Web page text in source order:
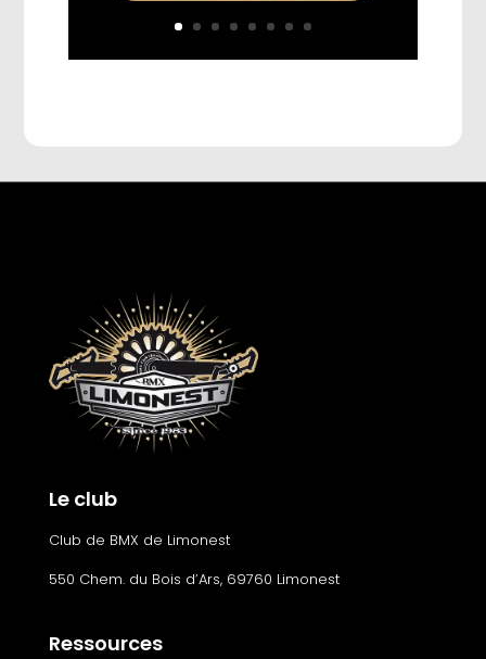
Le club
Club de BMX de Limonest
550 Chem. du Bois d’Ars, 69760 Limonest
Ressources